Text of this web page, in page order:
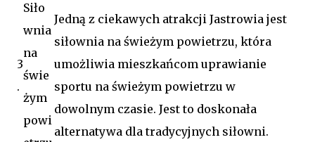
3
.
Siło
wnia
na
świe
żym
powi
Jedną z ciekawych atrakcji Jastrowia jest
siłownia na świeżym powietrzu, która
umożliwia mieszkańcom uprawianie
sportu na świeżym powietrzu w
dowolnym czasie. Jest to doskonała
alternatywa dla tradycyjnych siłowni.